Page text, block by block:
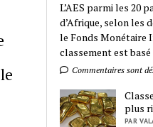
L’AES parmi les 20
d’Afrique, selon les
le Fonds Monétaire
classement est basé
Commentaires sont
plus
PAR